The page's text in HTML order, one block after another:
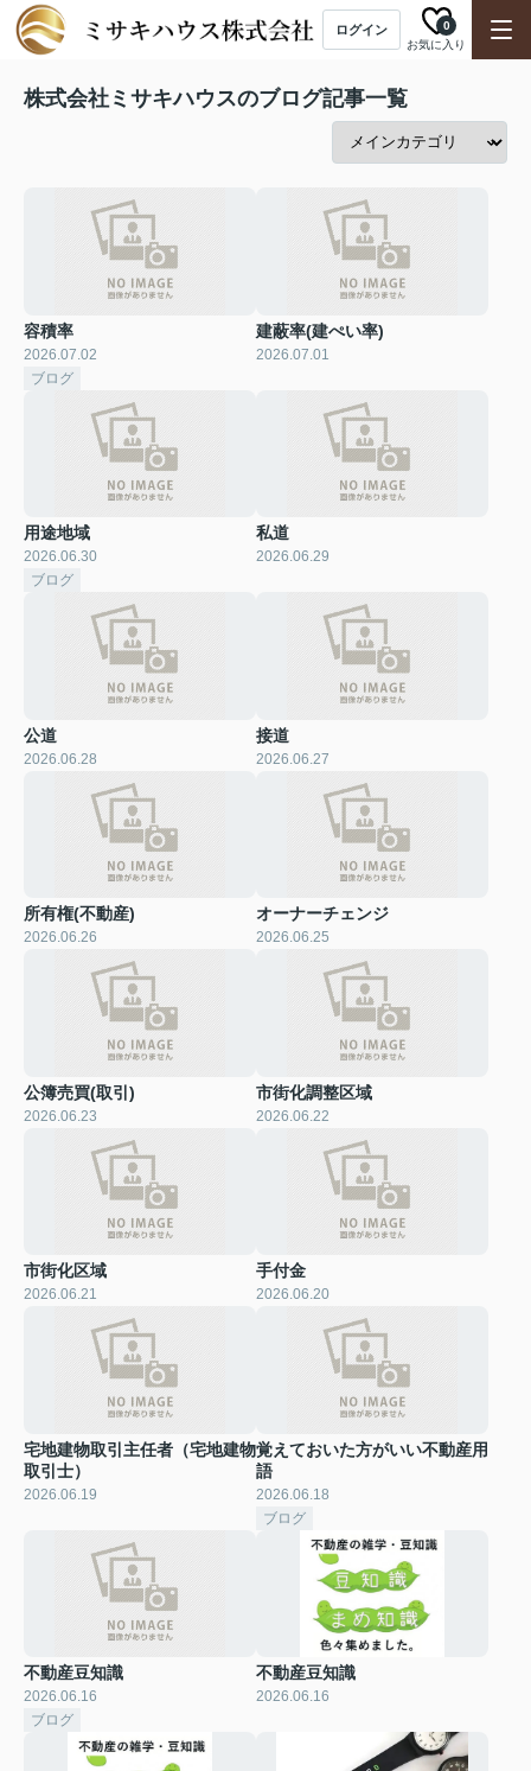
ログイン
お気に入り
0
株式会社ミサキハウスのブログ記事一覧
容積率
2026.07.02
ブログ
建蔽率(建ぺい率)
2026.07.01
用途地域
2026.06.30
ブログ
私道
2026.06.29
公道
2026.06.28
接道
2026.06.27
所有権(不動産)
2026.06.26
オーナーチェンジ
2026.06.25
公簿売買(取引)
2026.06.23
市街化調整区域
2026.06.22
市街化区域
2026.06.21
手付金
2026.06.20
宅地建物取引主任者（宅地建物
取引士）
2026.06.19
覚えておいた方がいい不動産用
語
2026.06.18
ブログ
不動産豆知識
2026.06.16
ブログ
不動産豆知識
2026.06.16